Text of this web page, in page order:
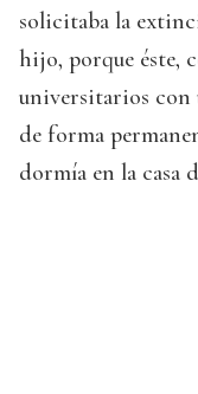
solicitaba la
hijo, porque éste,
universitarios con
de forma
dormía en la casa